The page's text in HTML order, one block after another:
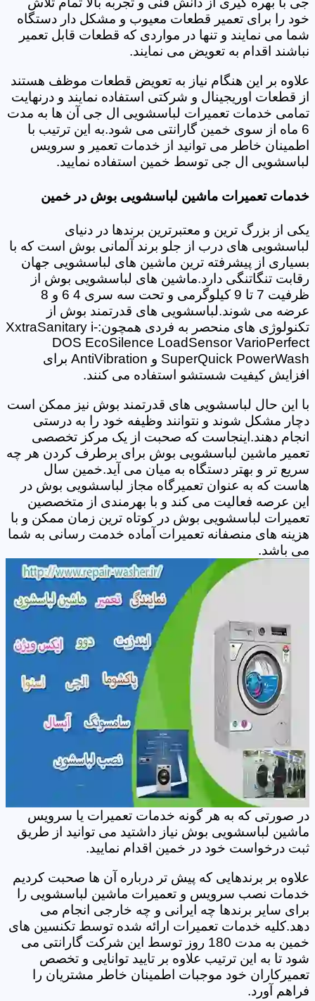
خود را برای تعمیر قطعات معیوب و مشکل دار دستگاه
شما می نمایند و تنها در مواردی که قطعات قابل تعمیر
نباشند اقدام به تعویض می نمایند.
علاوه بر این هنگام نیاز به تعویض قطعات موظف هستند
از قطعات اوریجینال و شرکتی استفاده نمایند و درنهایت
تمامی خدمات تعمیرات لباسشویی ال جی آن ها به مدت
6 ماه از سوی خمین گارانتی می شود.به این ترتیب با
اطمینان خاطر می توانید از خدمات تعمیر و سرویس
لباسشویی ال جی توسط خمین استفاده نمایید.
خدمات تعمیرات ماشین لباسشویی بوش در خمین
یکی از بزرگ ترین و معتبرترین برندها در دنیای
لباسشویی های درب از جلو برند آلمانی بوش است که با
بسیاری از پیشرفته ترین ماشین های لباسشویی جهان
رقابت تنگاتنگی دارد.ماشین های لباسشویی بوش از
ظرفیت 7 تا 9 کیلوگرمی و تحت سه سری 4 6 و 8
عرضه می شوند.لباسشویی های قدرتمند بوش از
تکنولوژی های منحصر به فردی همچون:XxtraSanitary i-
DOS EcoSilence LoadSensor VarioPerfect
SuperQuick PowerWash و AntiVibration برای
افزایش کیفیت شستشو استفاده می کنند.
با این حال لباسشویی های قدرتمند بوش نیز ممکن است
دچار مشکل شوند و نتوانند وظیفه خود را به درستی
انجام دهند.اینجاست که صحبت از یک مرکز تخصصی
تعمیر ماشین لباسشویی بوش برای برطرف کردن هر چه
سریع تر و بهتر دستگاه به میان می آید.خمین سال
هاست که به عنوان تعمیرگاه مجاز لباسشویی بوش در
این عرصه فعالیت می کند و با بهرمندی از متخصصین
تعمیرات لباسشویی بوش در کوتاه ترین زمان ممکن و با
هزینه های منصفانه تعمیرات آماده خدمت رسانی به شما
می باشد.
در صورتی که به هر گونه خدمات تعمیرات یا سرویس
ماشین لباسشویی بوش نیاز داشتید می توانید از طریق
ثبت درخواست خود در خمین اقدام نمایید.
علاوه بر برندهایی که پیش تر درباره آن ها صحبت کردیم
خدمات نصب سرویس و تعمیرات ماشین لباسشویی را
برای سایر برندها چه ایرانی و چه خارجی انجام می
دهد.کلیه خدمات تعمیرات ارائه شده توسط تکنسین های
خمین به مدت 180 روز توسط این شرکت گارانتی می
شود تا به این ترتیب علاوه بر تایید توانایی و تخصص
تعمیرکاران خود موجبات اطمینان خاطر مشتریان را
فراهم آورد.